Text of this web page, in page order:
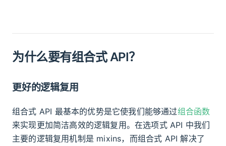
为什么要有组合式 API？
更好的逻辑复用
组合式 API 最基本的优势是它使我们能够通过组合函数
来实现更加简洁高效的逻辑复用。在选项式 API 中我们
主要的逻辑复用机制是 mixins，而组合式 API 解决了